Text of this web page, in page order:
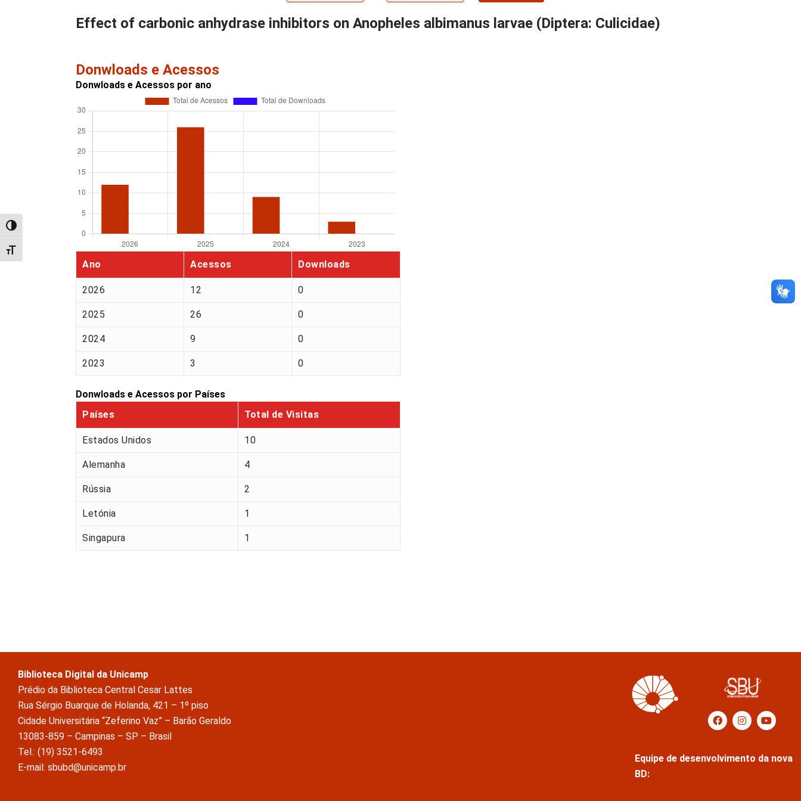
Alternar alto contraste
Alternar tamanho da fonte
Effect of carbonic anhydrase inhibitors on Anopheles albimanus larvae (Diptera: Culicidae)
Donwloads e Acessos
Donwloads e Acessos por ano
Ano Acessos Downloads
2026 12 0
2025 26 0
2024 9 0
2023 3 0
Donwloads e Acessos por Países
Países
Total de Visitas
Estados Unidos 10
Alemanha 4
Rússia 2
Letónia 1
Singapura 1
Biblioteca Digital da Unicamp
Prédio da Biblioteca Central Cesar Lattes
Rua Sérgio Buarque de Holanda, 421 – 1º piso
Cidade Universitária “Zeferino Vaz” – Barão Geraldo
13083-859 – Campinas – SP – Brasil
Tel.: (19) 3521-6493
E-mail: sbubd@unicamp.br
Equipe de desenvolvimento da nova
BD: